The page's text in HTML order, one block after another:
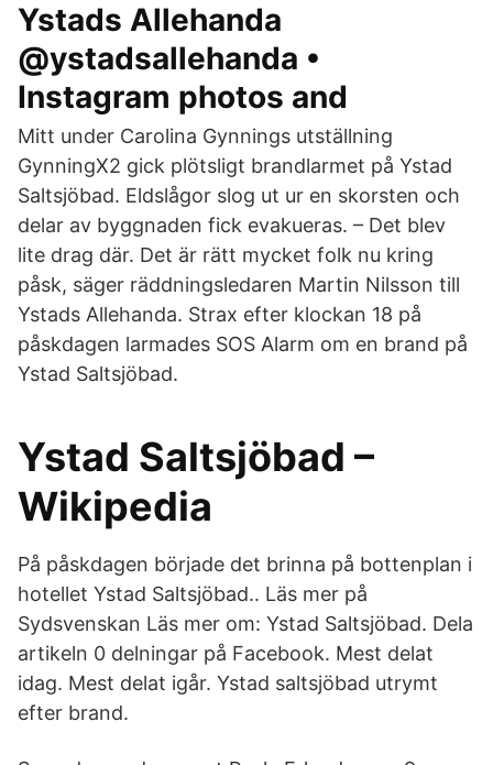
Ystads Allehanda
@ystadsallehanda •
Instagram photos and
Mitt under Carolina Gynnings utställning
GynningX2 gick plötsligt brandlarmet på Ystad
Saltsjöbad. Eldslågor slog ut ur en skorsten och
delar av byggnaden fick evakueras. – Det blev
lite drag där. Det är rätt mycket folk nu kring
påsk, säger räddningsledaren Martin Nilsson till
Ystads Allehanda. Strax efter klockan 18 på
påskdagen larmades SOS Alarm om en brand på
Ystad Saltsjöbad.
Ystad Saltsjöbad –
Wikipedia
På påskdagen började det brinna på bottenplan i
hotellet Ystad Saltsjöbad.. Läs mer på
Sydsvenskan Läs mer om: Ystad Saltsjöbad. Dela
artikeln 0 delningar på Facebook. Mest delat
idag. Mest delat igår. Ystad saltsjöbad utrymt
efter brand.